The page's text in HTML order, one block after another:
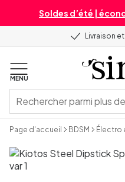
Soldes d’été |
Livraison
MENU
Page d'accueil BDSM Électro